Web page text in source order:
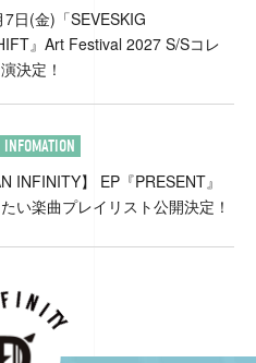
7日(金)「SEVESKIG
』Art Festival 2027 S/Sコレ
決定！
INFOMATION
INFINITY】 EP『PRESENT』
い楽曲プレイリスト公開決定！